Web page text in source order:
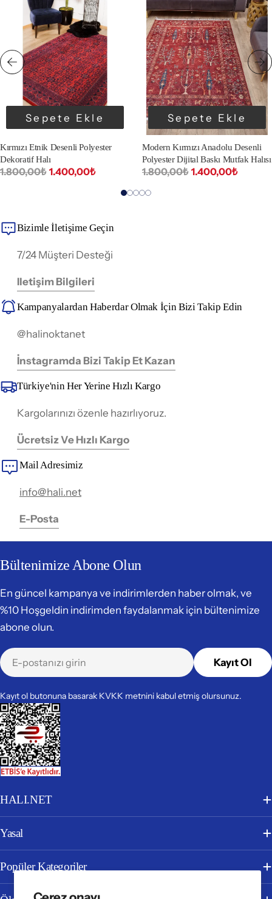
Sepete Ekle
Kırmızı Etnik Desenli Polyester
Dekoratif Halı
1.800,00₺ 1.400,00₺
Sepete Ekle
Modern Kırmızı Anadolu Desenli
Polyester Dijital Baskı Mutfak Halısı
1.800,00₺ 1.400,00₺
Bizimle İletişime Geçin
7/24 Müşteri Desteği
Iletişim Bilgileri
Kampanyalardan Haberdar Olmak İçin Bizi Takip Edin
@halinoktanet
İnstagramda Bizi Takip Et Kazan
Türkiye'nin Her Yerine Hızlı Kargo
Kargolarınızı özenle hazırlıyoruz.
Ücretsiz Ve Hızlı Kargo
Mail Adresimiz
info@hali.net
E-Posta
Bültenimize Abone Olun
En güncel kampanya ve indirimlerden haber olmak, ve
%10 Hoşgeldin indirimden faydalanmak için bültenimize
abone olun.
E-
posta
Kayıt Ol
Kayıt ol butonuna basarak KVKK metnini kabul etmiş olursunuz.
HALI.NET
Yasal
Popüler Kategoriler